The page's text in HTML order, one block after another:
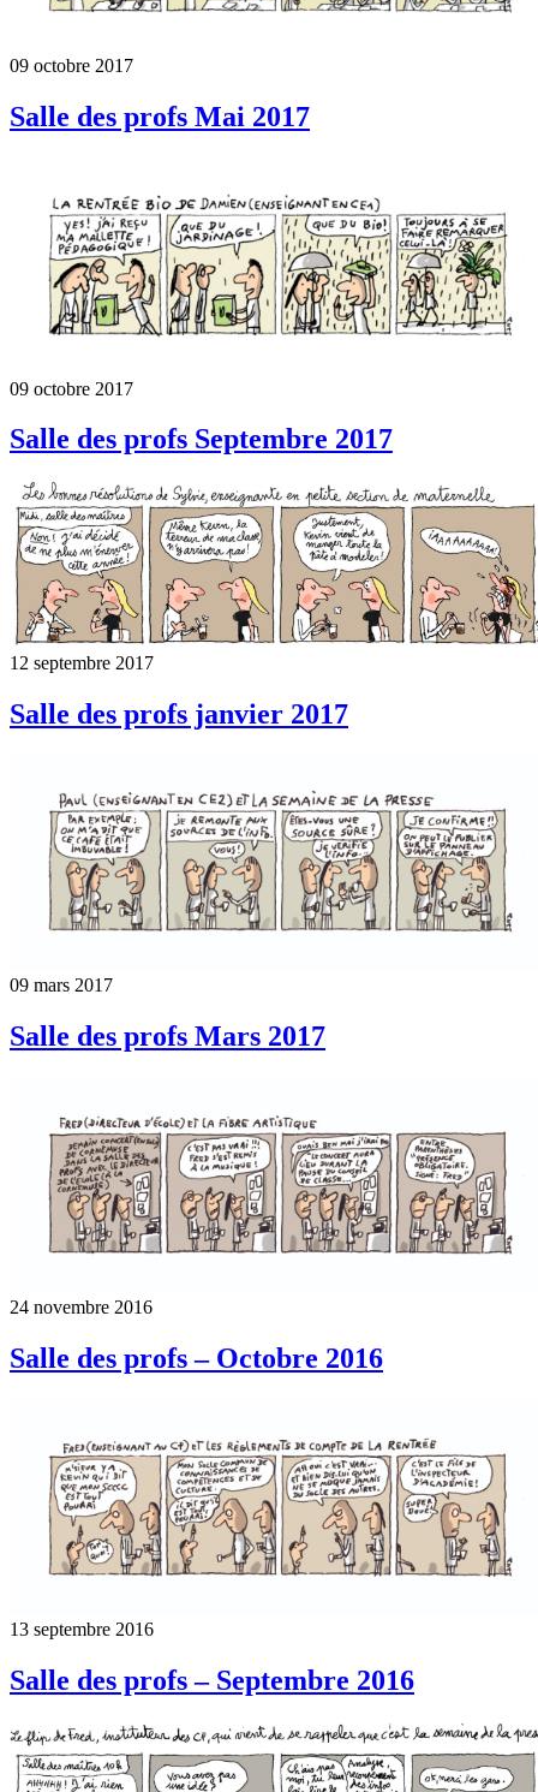
09 octobre 2017
Salle des profs Mai 2017
09 octobre 2017
Salle des profs Septembre 2017
12 septembre 2017
Salle des profs janvier 2017
09 mars 2017
Salle des profs Mars 2017
24 novembre 2016
Salle des profs – Octobre 2016
13 septembre 2016
Salle des profs – Septembre 2016